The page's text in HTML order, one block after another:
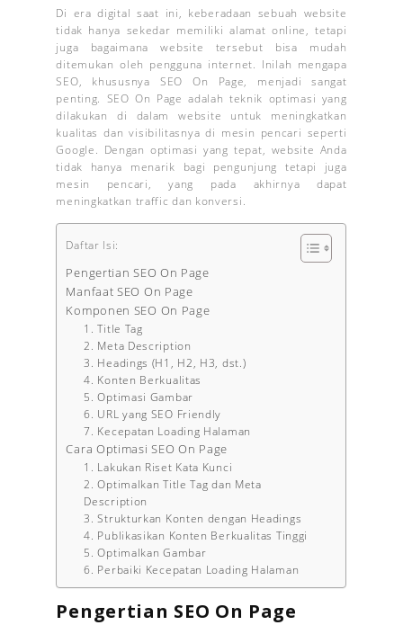
Di era digital saat ini, keberadaan sebuah website
tidak hanya sekedar memiliki alamat online, tetapi
juga bagaimana website tersebut bisa mudah
ditemukan oleh pengguna internet. Inilah mengapa
SEO, khususnya SEO On Page, menjadi sangat
penting. SEO On Page adalah teknik optimasi yang
dilakukan di dalam website untuk meningkatkan
kualitas dan visibilitasnya di mesin pencari seperti
Google. Dengan optimasi yang tepat, website Anda
tidak hanya menarik bagi pengunjung tetapi juga
mesin pencari, yang pada akhirnya dapat
meningkatkan traffic dan konversi.
Daftar Isi:
Pengertian SEO On Page
Manfaat SEO On Page
Komponen SEO On Page
1. Title Tag
2. Meta Description
3. Headings (H1, H2, H3, dst.)
4. Konten Berkualitas
5. Optimasi Gambar
6. URL yang SEO Friendly
7. Kecepatan Loading Halaman
Cara Optimasi SEO On Page
1. Lakukan Riset Kata Kunci
2. Optimalkan Title Tag dan Meta
Description
3. Strukturkan Konten dengan Headings
4. Publikasikan Konten Berkualitas Tinggi
5. Optimalkan Gambar
6. Perbaiki Kecepatan Loading Halaman
Pengertian SEO On Page